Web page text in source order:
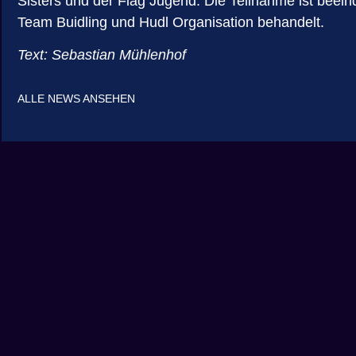
Team Buidling und Hudl Organisation behandelt.
Text: Sebastian Mühlenhof
ALLE NEWS ANSEHEN